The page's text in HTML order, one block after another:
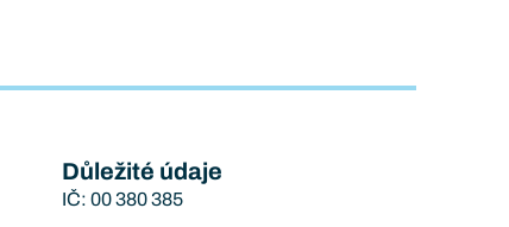
Důležité údaje
IČ: 00 380 385